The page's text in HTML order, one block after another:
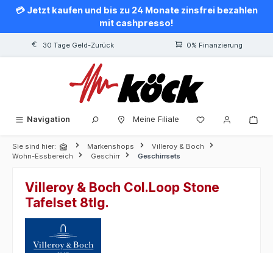
springen
💳 Jetzt kaufen und bis zu 24 Monate zinsfrei bezahlen
mit cashpresso!
30 Tage Geld-Zurück 0% Finanzierung
Navigation Meine Filiale
Sie sind hier: Markenshops
Villeroy & Boch
Wohn-Essbereich
Geschirr Geschirrsets
Villeroy & Boch Col.Loop Stone
Tafelset 8tlg.